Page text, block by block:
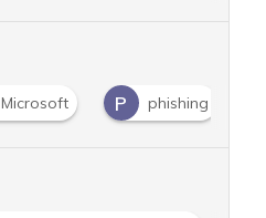
Microsoft P phishing